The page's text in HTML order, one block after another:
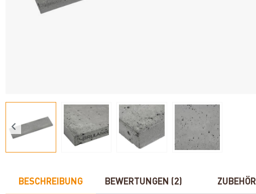
BESCHREIBUNG BEWERTUNGEN (2) ZUBEHÖR